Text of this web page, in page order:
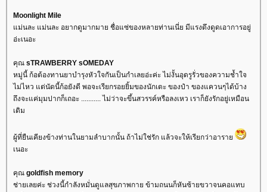
Moonlight Mile
ม่นละ แม่นละ อยากดูมากมาย ชื่อแซ่ของหลายท่านเนี่ย มีแรงดึงดูดเอาการอยู่
อ่ะเนอะ
คุณ sTRAWBERRY sOMEDAY
หมู่นี้ ก้อต้องทานยาบำรุงหัวใจกันเป็นกำเลยอ่ะค่ะ ไม่งั้นอุดรูรั่วของความช้ำใจ
ไม่ไหว แต่นัดนี้ก้อยังดี พอจะเรียกรอยยิ้มของนักเตะ ของป๋า ของแควนๆได้บ้าง
ถึงจะแค่มุมปากก็เถอะ ........... ไม่ว่าจะขึ้นสวรรค์หรือลงเหว เราก็ยังรักอยู่เหมือน
เดิม
ผู้ที่ยืนเคียงข้างท่านในยามลำบากนั้น ถ้าไม่ใช่รัก แล้วจะให้เรียกว่าอารา
เนอะ
คุณ goldfish memory
ช่ายเลยค่ะ ช่วงนี้กำลังหมั่นดูแลสุขภาพกาย ข้ามถนนก็หันซ้ายขวาจนคอแทบ